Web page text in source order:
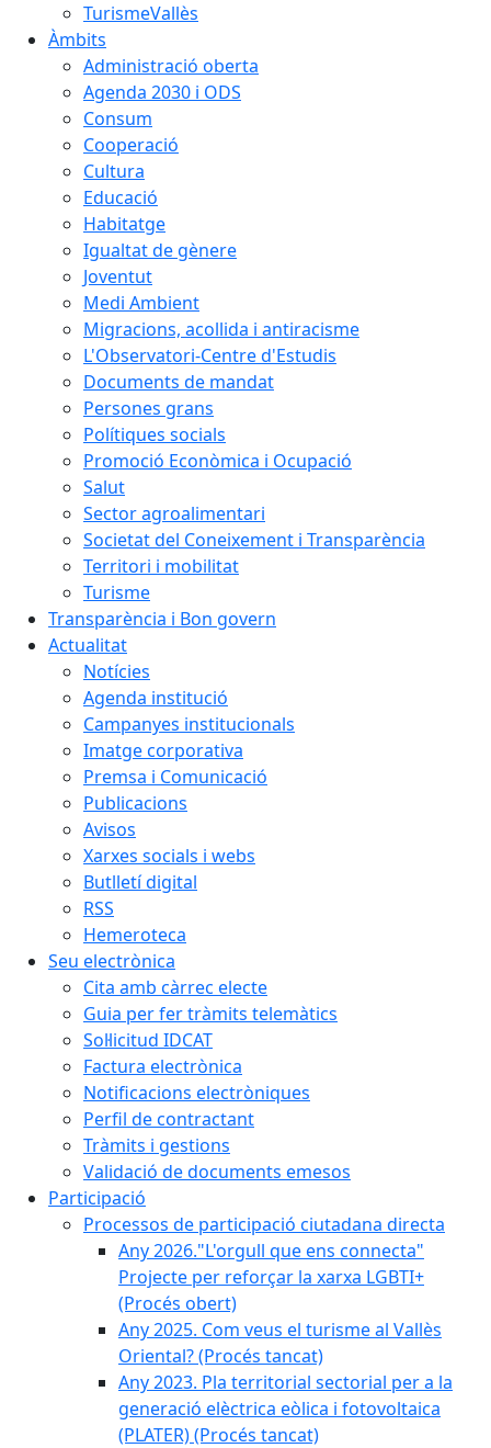
TurismeVallès
Àmbits
Administració oberta
Agenda 2030 i ODS
Consum
Cooperació
Cultura
Educació
Habitatge
Igualtat de gènere
Joventut
Medi Ambient
Migracions, acollida i antiracisme
L'Observatori-Centre d'Estudis
Documents de mandat
Persones grans
Polítiques socials
Promoció Econòmica i Ocupació
Salut
Sector agroalimentari
Societat del Coneixement i Transparència
Territori i mobilitat
Turisme
Transparència i Bon govern
Actualitat
Notícies
Agenda institució
Campanyes institucionals
Imatge corporativa
Premsa i Comunicació
Publicacions
Avisos
Xarxes socials i webs
Butlletí digital
RSS
Hemeroteca
Seu electrònica
Cita amb càrrec electe
Guia per fer tràmits telemàtics
Sol·licitud IDCAT
Factura electrònica
Notificacions electròniques
Perfil de contractant
Tràmits i gestions
Validació de documents emesos
Participació
Processos de participació ciutadana directa
Any 2026."L'orgull que ens connecta"
Projecte per reforçar la xarxa LGBTI+
(Procés obert)
Any 2025. Com veus el turisme al Vallès
Oriental? (Procés tancat)
Any 2023. Pla territorial sectorial per a la
generació elèctrica eòlica i fotovoltaica
(PLATER) (Procés tancat)